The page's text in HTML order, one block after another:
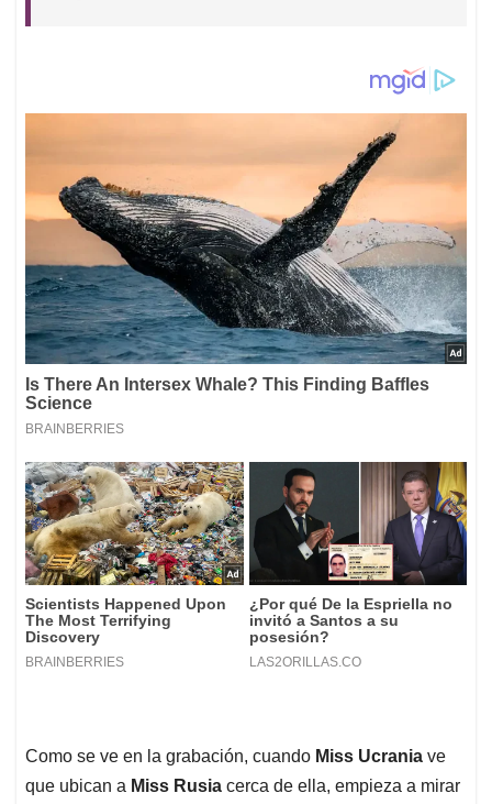
Como se ve en la grabación, cuando Miss Ucrania ve
que ubican a Miss Rusia cerca de ella, empieza a mirar